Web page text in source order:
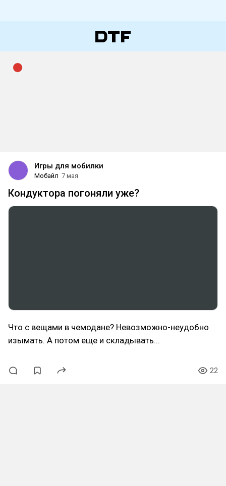
Игры для мобилки
Мобайл 7 мая
Кондуктора погоняли уже?
Что с вещами в чемодане? Невозможно-неудобно
изымать. А потом еще и складывать...
22